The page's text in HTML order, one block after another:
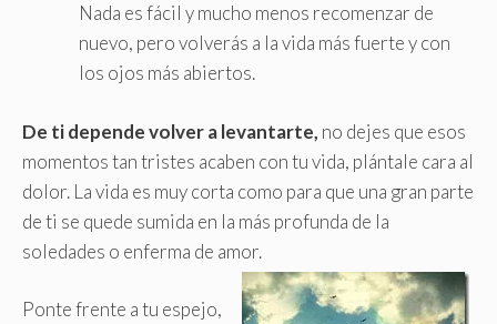
Nada es fácil y mucho menos recomenzar de
nuevo, pero volverás a la vida más fuerte y con
los ojos más abiertos.
De ti depende volver a levantarte, no dejes que esos
momentos tan tristes acaben con tu vida, plántale cara al
dolor. La vida es muy corta como para que una gran parte
de ti se quede sumida en la más profunda de la
soledades o enferma de amor.
Ponte frente a tu espejo,